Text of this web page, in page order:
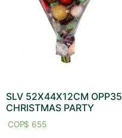
SLV 52X44X12CM OPP35
CHRISTMAS PARTY
$ 655